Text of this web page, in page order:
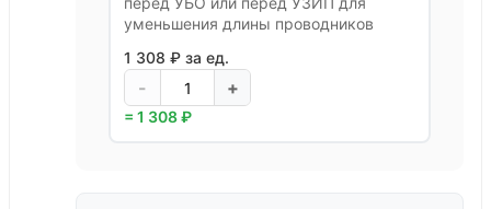
уменьшения длины проводников
1 308 ₽ за ед.
- +
= 1 308 ₽